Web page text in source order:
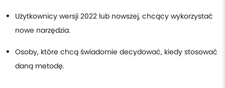
Użytkownicy wersji 2022 lub nowszej, chcący wykorzystać
nowe narzędzia.
Osoby, które chcą świadomie decydować, kiedy stosować
daną metodę.